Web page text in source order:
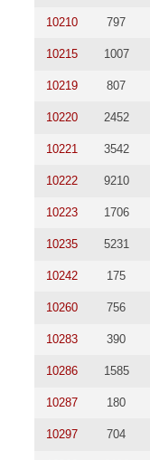
10210 797
10215 1007
10219 807
10220 2452
10221 3542
10222 9210
10223 1706
10235 5231
10242 175
10260 756
10283 390
10286 1585
10287 180
10297 704